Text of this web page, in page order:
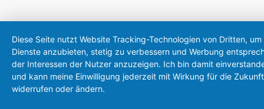
Diese Seite nutzt Website Tracking-Technologien von Dritten, um
Dienste anzubieten, stetig zu verbessern und Werbung
der Interessen der Nutzer anzuzeigen. Ich bin damit
und kann meine Einwilligung jederzeit mit Wirkung für die Zukunft
widerrufen oder ändern.